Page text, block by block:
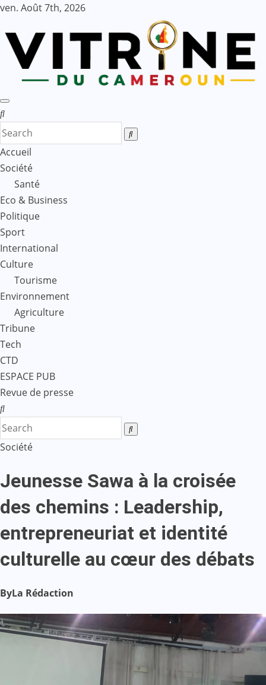
Skip
content
ven. Août 7th, 2026
Accueil
Société
Santé
Eco & Business
Politique
Sport
International
Culture
Tourisme
Environnement
Agriculture
Tribune
Tech
CTD
ESPACE PUB
Revue de presse
Société
Jeunesse Sawa à la croisée
des chemins : Leadership,
entrepreneuriat et identité
culturelle au cœur des débats
ByLa Rédaction